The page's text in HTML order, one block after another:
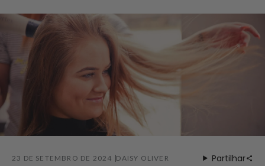
23 DE SETEMBRO DE 2024 DAISY OLIVER Partilhar